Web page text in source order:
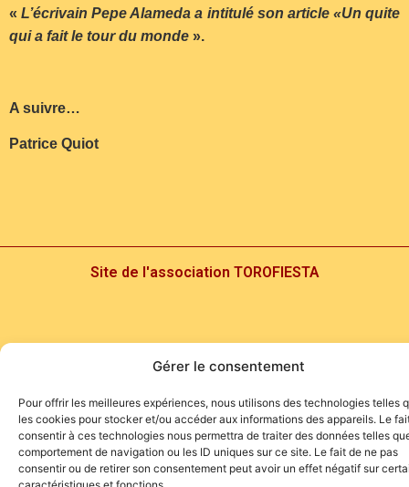
Gérer le consentement
Pour offrir les meilleures expériences, nous utilisons des technologies telles
les cookies pour stocker et/ou accéder aux informations des appareils. Le
consentir à ces technologies nous permettra de traiter des données telles
comportement de navigation ou les ID uniques sur ce site. Le fait de ne pas
consentir ou de retirer son consentement peut avoir un effet négatif sur
«L’écrivain Pepe Alameda a intitulé son article «Un quite
qui a fait le tour du monde ».
A suivre…
Patrice Quiot
Site de l'association TOROFIESTA